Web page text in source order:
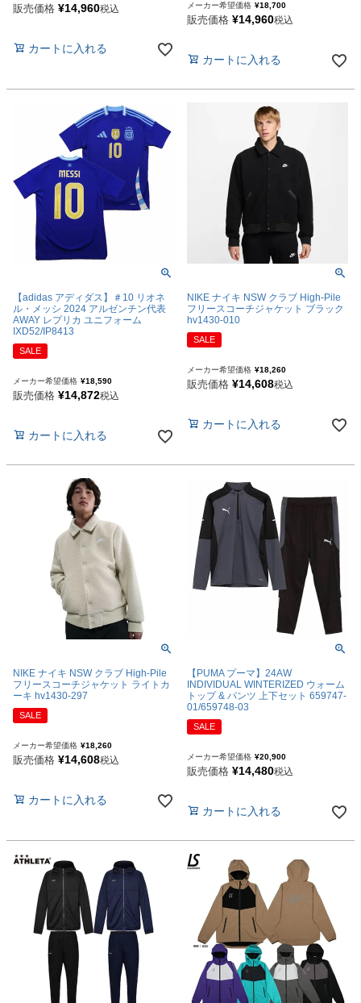
販売価格 ¥14,960税込
カートに入れる
メーカー希望価格 ¥18,700
販売価格 ¥14,960税込
カートに入れる
【adidas アディダス】＃10 リオネ
ル・メッシ 2024 アルゼンチン代表
AWAY レプリカ ユニフォーム
IXD52/IP8413
SALE
メーカー希望価格 ¥18,590
販売価格 ¥14,872税込
カートに入れる
NIKE ナイキ NSW クラブ High-Pile
フリースコーチジャケット ブラック
hv1430-010
SALE
メーカー希望価格 ¥18,260
販売価格 ¥14,608税込
カートに入れる
NIKE ナイキ NSW クラブ High-Pile
フリースコーチジャケット ライトカ
ーキ hv1430-297
SALE
メーカー希望価格 ¥18,260
販売価格 ¥14,608税込
カートに入れる
【PUMA プーマ】24AW
INDIVIDUAL WINTERIZED ウォーム
トップ & パンツ 上下セット 659747-
01/659748-03
SALE
メーカー希望価格 ¥20,900
販売価格 ¥14,480税込
カートに入れる